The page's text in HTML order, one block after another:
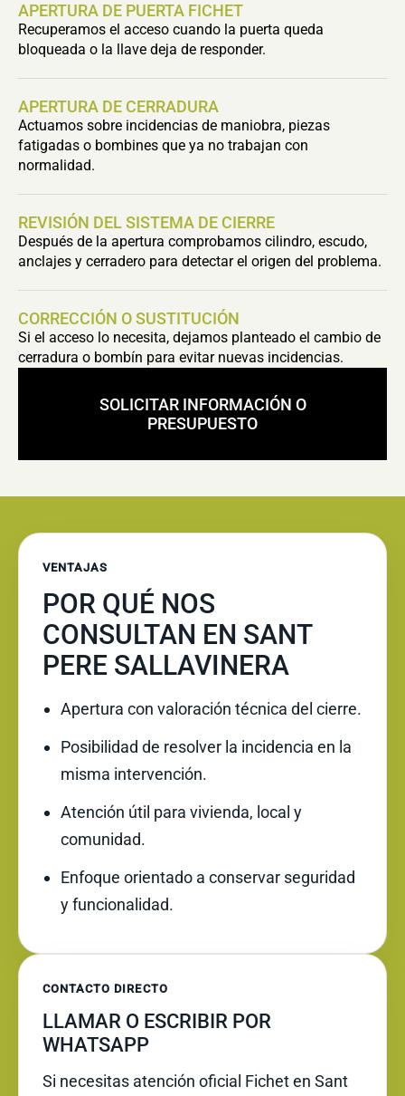
APERTURA DE PUERTA FICHET
Recuperamos el acceso cuando la puerta queda
bloqueada o la llave deja de responder.
APERTURA DE CERRADURA
Actuamos sobre incidencias de maniobra, piezas
fatigadas o bombines que ya no trabajan con
normalidad.
REVISIÓN DEL SISTEMA DE CIERRE
Después de la apertura comprobamos cilindro, escudo,
anclajes y cerradero para detectar el origen del problema.
CORRECCIÓN O SUSTITUCIÓN
Si el acceso lo necesita, dejamos planteado el cambio de
cerradura o bombín para evitar nuevas incidencias.
SOLICITAR INFORMACIÓN O
PRESUPUESTO
VENTAJAS
POR QUÉ NOS
CONSULTAN EN SANT
PERE SALLAVINERA
Apertura con valoración técnica del cierre.
Posibilidad de resolver la incidencia en la
misma intervención.
Atención útil para vivienda, local y
comunidad.
Enfoque orientado a conservar seguridad
y funcionalidad.
CONTACTO DIRECTO
LLAMAR O ESCRIBIR POR
WHATSAPP
Si necesitas atención oficial Fichet en Sant